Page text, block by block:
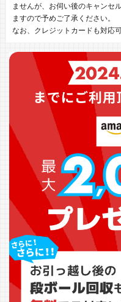
ませんが、お伺い後のキャンセ
ますので予めご了承ください。
なお、クレジットカードも対応可